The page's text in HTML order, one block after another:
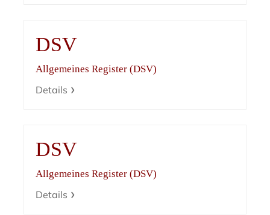
DSV
Allgemeines Register (DSV)
Details
DSV
Allgemeines Register (DSV)
Details